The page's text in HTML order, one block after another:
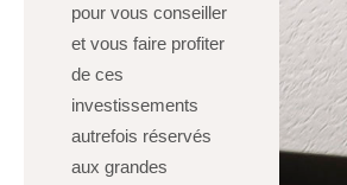
pour vous conseiller
et vous faire profiter
de ces
investissements
autrefois réservés
aux grandes